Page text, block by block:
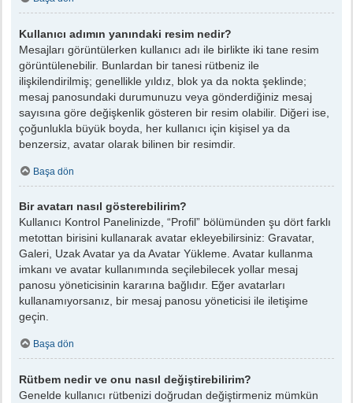
Kullanıcı adımın yanındaki resim nedir?
Mesajları görüntülerken kullanıcı adı ile birlikte iki tane resim
görüntülenebilir. Bunlardan bir tanesi rütbeniz ile
ilişkilendirilmiş; genellikle yıldız, blok ya da nokta şeklinde;
mesaj panosundaki durumunuzu veya gönderdiğiniz mesaj
sayısına göre değişkenlik gösteren bir resim olabilir. Diğeri ise,
çoğunlukla büyük boyda, her kullanıcı için kişisel ya da
benzersiz, avatar olarak bilinen bir resimdir.
Başa dön
Bir avatarı nasıl gösterebilirim?
Kullanıcı Kontrol Panelinizde, “Profil” bölümünden şu dört farklı
metottan birisini kullanarak avatar ekleyebilirsiniz: Gravatar,
Galeri, Uzak Avatar ya da Avatar Yükleme. Avatar kullanma
imkanı ve avatar kullanımında seçilebilecek yollar mesaj
panosu yöneticisinin kararına bağlıdır. Eğer avatarları
kullanamıyorsanız, bir mesaj panosu yöneticisi ile iletişime
geçin.
Başa dön
Rütbem nedir ve onu nasıl değiştirebilirim?
Genelde kullanıcı rütbenizi doğrudan değiştirmeniz mümkün